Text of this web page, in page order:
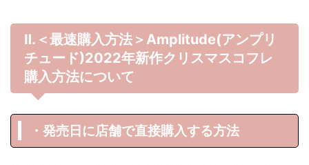
Ⅱ.＜最速購入方法＞Amplitude(アンプリ
チュード)2022年新作クリスマスコフレ
購入方法について
・発売日に店舗で直接購入する方法